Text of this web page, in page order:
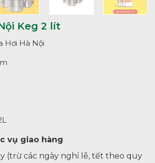
Keg 2 lít
Hơi Hà Nội
vụ giao hàng
(trừ các ngày nghỉ lễ, tết theo quy